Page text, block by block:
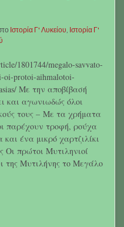
Ιστορία Γ' Λυκείου Ιστορία Γ'
1801744/megalo-savvato-
oi-protoi-aihmalotoi-
Με την αποβίβασή
και αγωνιωδώς όλοι
τους – Με τα χρήματα
παρέχουν τροφή, ρούχα
ένα μικρό χαρτζιλίκι
Οι πρώτοι Μυτιληνιοί
της Μυτιλήνης το Μεγάλο